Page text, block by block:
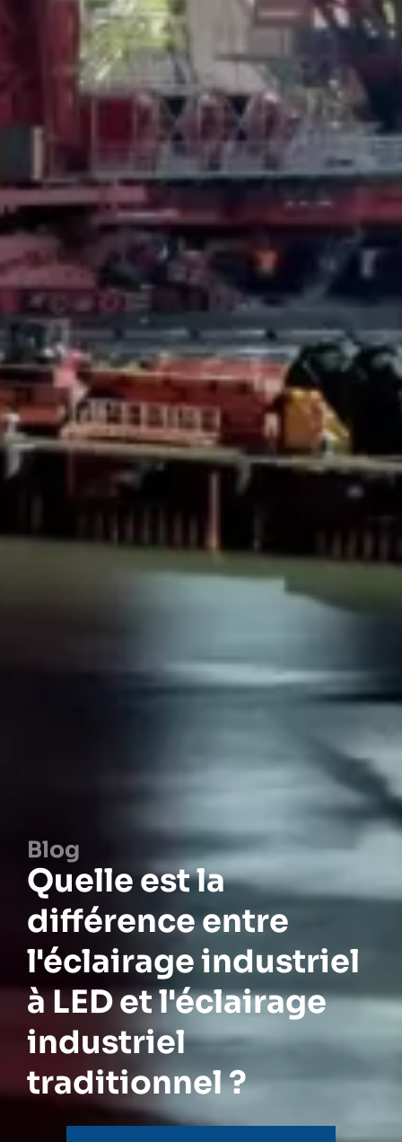
Blog
Quelle est la
différence entre
l'éclairage industriel
à LED et l'éclairage
industriel
traditionnel ?